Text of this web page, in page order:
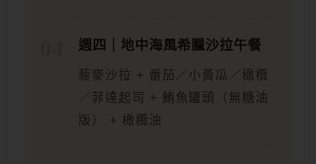
週四｜地中海風希臘沙拉午餐
藜麥沙拉 + 番茄／小黃瓜／橄欖
／菲達起司 + 鮪魚罐頭（無糖油
版） + 橄欖油